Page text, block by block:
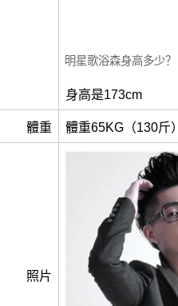
明星歌浴森身高多少？
身高是173cm
體重 體重65KG（130斤）
照片